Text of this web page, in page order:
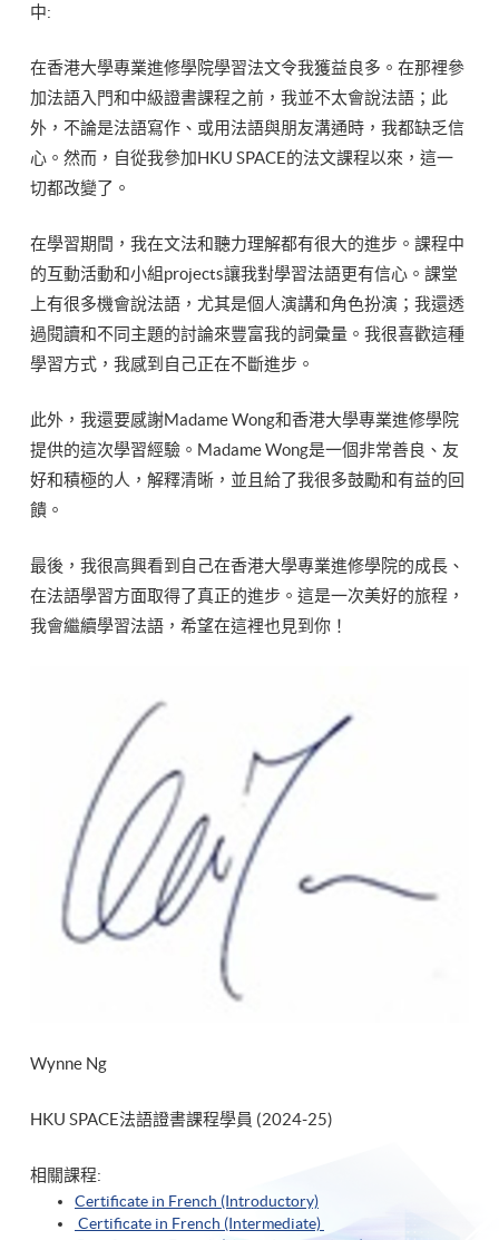
中:
在香港大學專業進修學院學習法文令我獲益良多。在那裡參
加法語入門和中級證書課程之前，我並不太會說法語；此
外，不論是法語寫作、或用法語與朋友溝通時，我都缺乏信
心。然而，自從我參加HKU SPACE的法文課程以來，這一
切都改變了。
在學習期間，我在文法和聽力理解都有很大的進步。課程中
的互動活動和小組projects讓我對學習法語更有信心。課堂
上有很多機會說法語，尤其是個人演講和角色扮演；我還透
過閱讀和不同主題的討論來豐富我的詞彙量。我很喜歡這種
學習方式，我感到自己正在不斷進步。
此外，我還要感謝Madame Wong和香港大學專業進修學院
提供的這次學習經驗。Madame Wong是一個非常善良、友
好和積極的人，解釋清晰，並且給了我很多鼓勵和有益的回
饋。
最後，我很高興看到自己在香港大學專業進修學院的成長、
在法語學習方面取得了真正的進步。這是一次美好的旅程，
我會繼續學習法語，希望在這裡也見到你！
Wynne Ng
HKU SPACE法語證書課程學員 (2024-25)
相關課程:
Certificate in French (Introductory)
Certificate in French (Intermediate)